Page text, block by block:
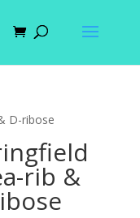
D-ribose
rib &